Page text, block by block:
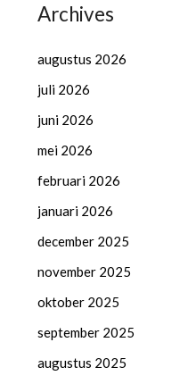
Archives
augustus 2026
juli 2026
juni 2026
mei 2026
februari 2026
januari 2026
december 2025
november 2025
oktober 2025
september 2025
augustus 2025